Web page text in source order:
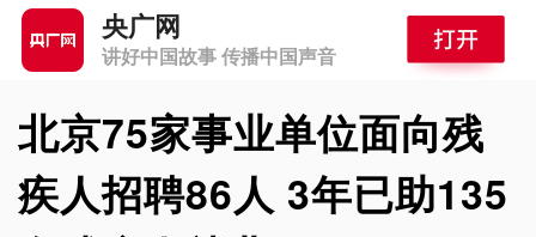
央广网
讲好中国故事 传播中国声音
北京75家事业单位面向残
疾人招聘86人 3年已助135